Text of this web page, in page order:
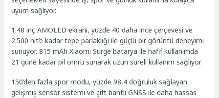
uyum sağlıyor.
1.48 inç AMOLED ekranı, yüzde 40 daha ince çerçevesi ve
2.500 nit’e kadar tepe parlaklığı ile güçlü bir görüntü deneyimi
sunuyor. 815 mAh Xiaomi Surge batarya ile hafif kullanımda
21 güne kadar pil ömrü sunarak uzun süreli kullanım sağlıyor.
150’den fazla spor modu, yüzde 98,4 doğruluk sağlayan
gelişmiş sensör sistemi ve çift bantlı GNSS ile daha hassas